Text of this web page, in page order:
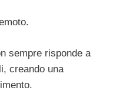
sempre risponde a
creando una